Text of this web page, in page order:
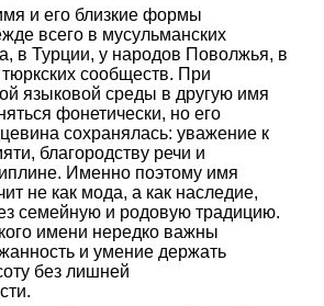
и его близкие формы
всего в мусульманских
в Турции, у народов Поволжья, в
сообществ. При
языковой среды в другую имя
фонетически, но его
сохранялась: уважение к
благородству речи и
Именно поэтому имя
не как мода, а как наследие,
семейную и родовую традицию.
имени нередко важны
и умение держать
без лишней